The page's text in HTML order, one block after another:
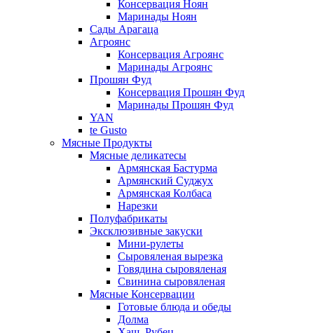
Консервация Ноян
Маринады Ноян
Сады Арагаца
Агроянс
Консервация Агроянс
Маринады Агроянс
Прошян Фуд
Консервация Прошян Фуд
Маринады Прошян Фуд
YAN
te Gusto
Мясные Продукты
Мясные деликатесы
Армянская Бастурма
Армянский Суджух
Армянская Колбаса
Нарезки
Полуфабрикаты
Эксклюзивные закуски
Мини-рулеты
Сыровяленая вырезка
Говядина сыровяленая
Свинина сыровяленая
Мясные Консервации
Готовые блюда и обеды
Долма